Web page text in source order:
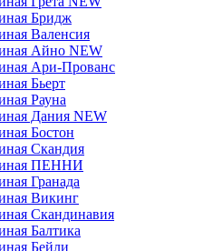
Бридж
Валенсия
Айно NEW
Ари-Прованс
Бьерт
Рауна
Дания NEW
Бостон
Скандия
ПЕННИ
Гранада
Викинг
Скандинавия
Балтика
Бейли